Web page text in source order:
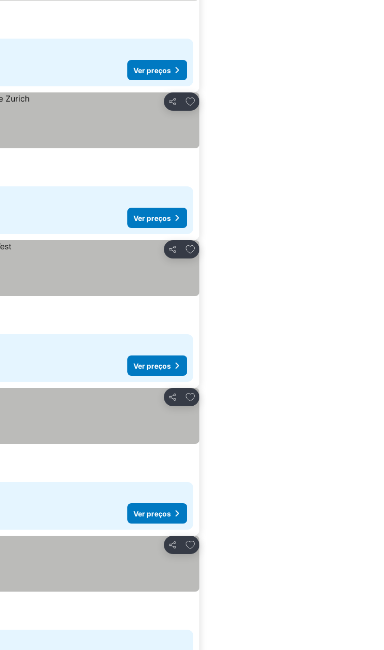
Ver preços
Partilhar
Adicionar aos favoritos
Ver preços
Partilhar
Adicionar aos favoritos
Ver preços
Partilhar
Adicionar aos favoritos
Ver preços
Partilhar
Adicionar aos favoritos